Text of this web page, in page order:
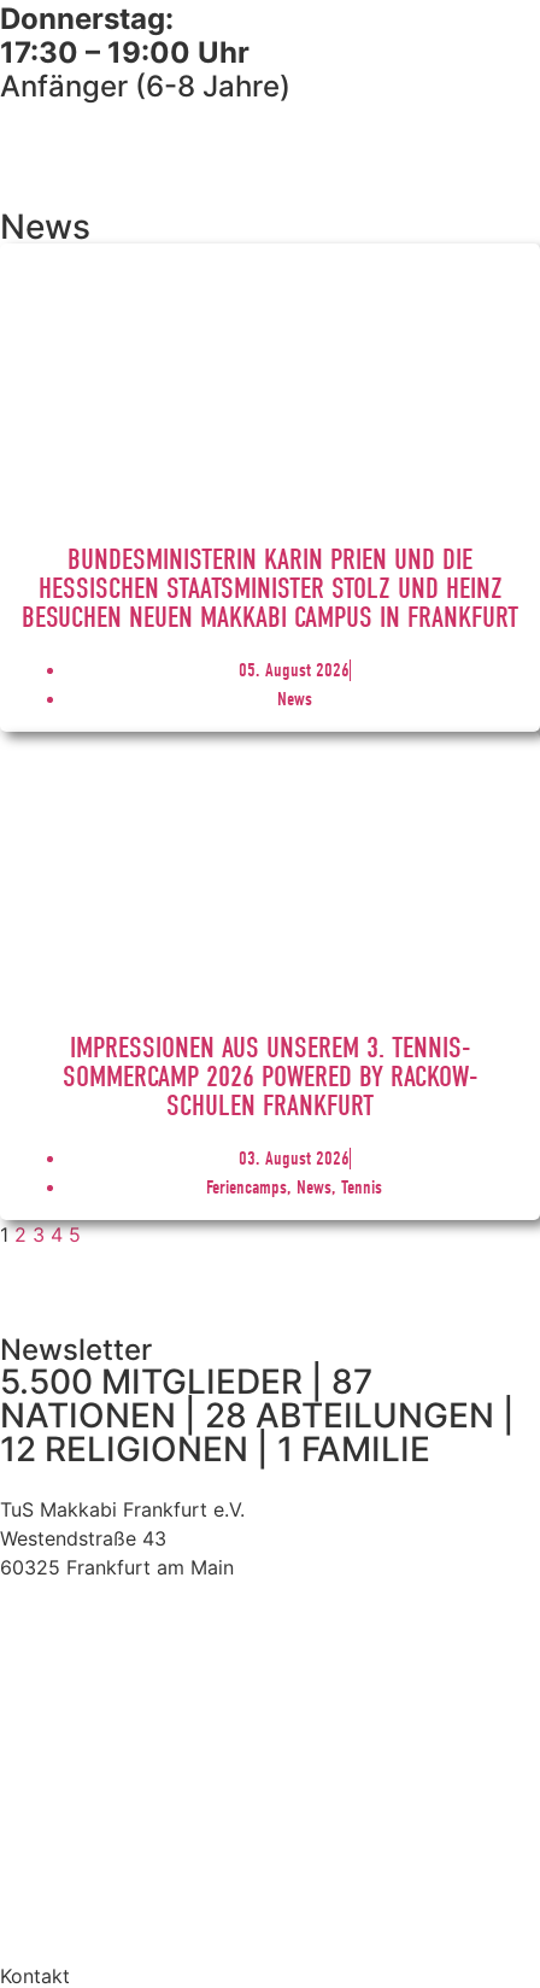
Donnerstag:
17:30 – 19:00 Uhr
Anfänger (6-8 Jahre)
News
BUNDESMINISTERIN KARIN PRIEN UND DIE
HESSISCHEN STAATSMINISTER STOLZ UND HEINZ
BESUCHEN NEUEN MAKKABI CAMPUS IN FRANKFURT
05. August 2026
News
IMPRESSIONEN AUS UNSEREM 3. TENNIS-
SOMMERCAMP 2026 POWERED BY RACKOW-
SCHULEN FRANKFURT
03. August 2026
Feriencamps, News, Tennis
1 2 3 4 5
Newsletter
5.500 MITGLIEDER | 87
NATIONEN | 28 ABTEILUNGEN |
12 RELIGIONEN | 1 FAMILIE
TuS Makkabi Frankfurt e.V.
Westendstraße 43
60325 Frankfurt am Main
Kontakt